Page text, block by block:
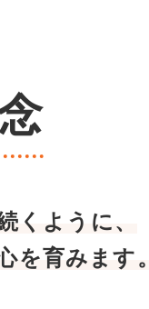
くように、
を育みます。